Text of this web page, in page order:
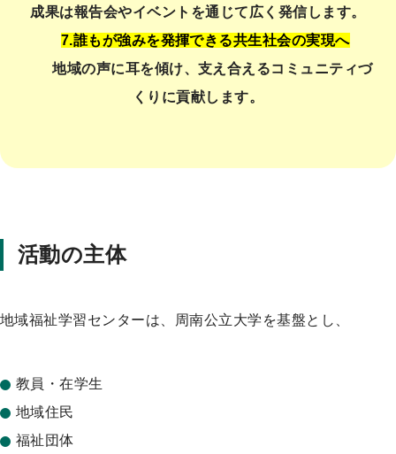
成果は報告会やイベントを通じて広く発信します。
7.誰もが強みを発揮できる共生社会の実現へ
地域の声に耳を傾け、支え合えるコミュニティづ
くりに貢献します。
活動の主体
地域福祉学習センターは、周南公立大学を基盤とし、
教員・在学生
地域住民
福祉団体